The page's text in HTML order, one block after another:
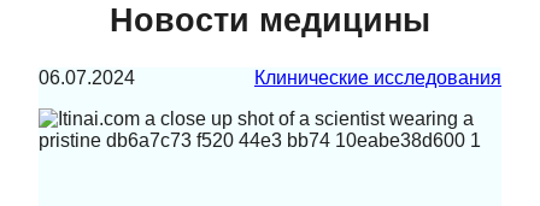
Новости медицины
06.07.2024 Клинические исследования